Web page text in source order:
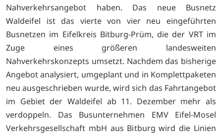
Nahverkehrsangebot haben. Das neue Busnetz
Waldeifel ist das vierte von vier neu eingeführten
Busnetzen im Eifelkreis Bitburg-Prüm, die der VRT im
Zuge eines größeren landesweiten
Nahverkehrskonzepts umsetzt. Nachdem das bisherige
Angebot analysiert, umgeplant und in Komplettpaketen
neu ausgeschrieben wurde, wird sich das Fahrtangebot
im Gebiet der Waldeifel ab 11. Dezember mehr als
verdoppeln. Das Busunternehmen EMV Eifel-Mosel
Verkehrsgesellschaft mbH aus Bitburg wird die Linien